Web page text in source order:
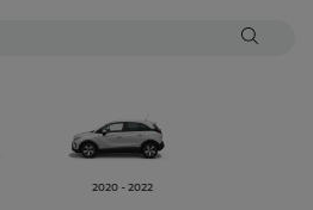
2020 - 2022